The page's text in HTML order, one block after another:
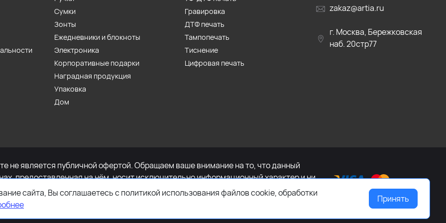
zakaz@artia.ru
г. Москва, Бережковская
наб. 20стр77
Сумки
Зонты
Ежедневники и блокноты
Электроника
Корпоративные подарки
Наградная продукция
Упаковка
Дом
Гравировка
ДТФ печать
Тампопечать
Тиснение
Цифровая печать
является публичной офертой. Обращаем ваше внимание на то, что данный
предоставленная на нём, носит исключительно информационный характер и ни
положениями Статьи 437 Гражданского кодекса Российской Федерации.
указанных товаров и (или) услуг, пожалуйста, обращайтесь к менеджеру
+7-495-627-77-11.
сайта, Вы соглашаетесь с политикой использования файлов cookie, обработки
Принять